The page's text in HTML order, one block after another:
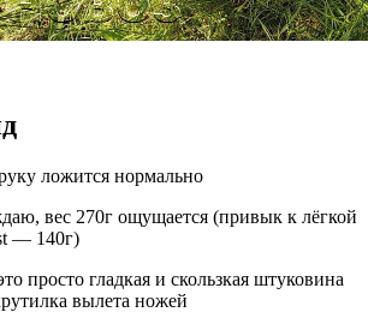
ложится нормально
вес 270г ощущается (привык к лёгкой
— 140г)
просто гладкая и скользкая штуковина
вылета ножей